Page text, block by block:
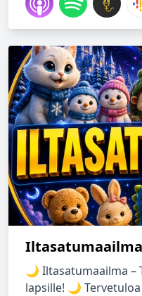
Iltasatumaailma
🌙 Iltasatumaailma –
lapsille! 🌙